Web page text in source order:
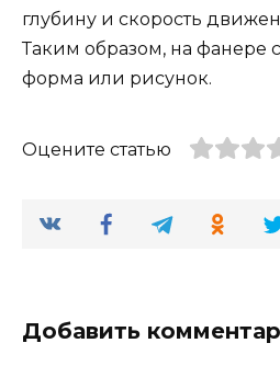
глубину и скорость
Таким образом, на фанере
форма или рисунок.
Оцените статью
Добавить